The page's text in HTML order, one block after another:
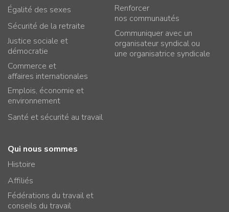
Égalité des sexes
Sécurité de la retraite
Justice sociale et
démocratie
Commerce et
affaires internationales
Emplois, économie et
environnement
Santé et sécurité au travail
Renforcer
nos communautés
Communiquer avec un
organisateur syndical ou
une organisatrice syndicale
Qui nous sommes
Histoire
Affiliés
Fédérations du travail et
conseils du travail